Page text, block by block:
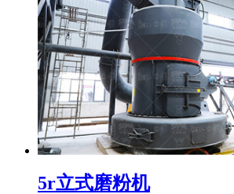
5r立式磨粉机